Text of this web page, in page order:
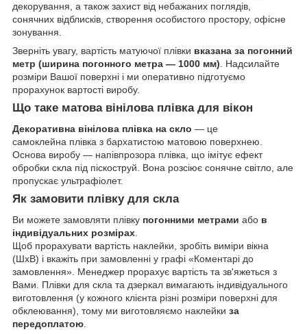
декорування, а також захист від небажаних поглядів,
сонячних відблисків, створення особистого простору, офісне
зонування.
Зверніть увагу, вартість матуючої плівки вказана за погонний
метр (ширина погонного метра — 1000 мм). Надсилайте
розміри Вашої поверхні і ми оперативно підготуємо
прорахунок вартості виробу.
Що таке матова вінілова плівка для вікон
Декоративна вінілова плівка на скло — це
самоклейна плівка з бархатистою матовою поверхнею.
Основа виробу — напівпрозора плівка, що імітує ефект
обробки скла під піскоструй. Вона розсіює сонячне світло, але
пропускає ультрафіолет.
Як замовити плівку для скла
Ви можете замовляти плівку погонними метрами або в
індивідуальних розмірах
Щоб прорахувати вартість наклейки, зробіть виміри вікна
(ШхВ) і вкажіть при замовленні у графі «Коментарі до
замовлення». Менеджер прорахує вартість та зв'яжеться з
Вами. Плівки для скла та дзеркал вимагають індивідуального
виготовлення (у кожного клієнта різні розміри поверхні для
обклеювання), тому ми виготовляємо наклейки за
передоплатою